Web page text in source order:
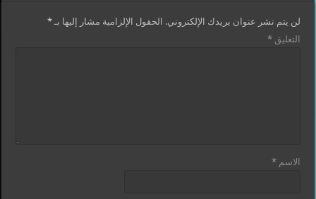
لن يتم نشر عنوان بريدك الإلكتروني. الحقول الإلزامية مشار إليها بـ*
التعليق*
الاسم*